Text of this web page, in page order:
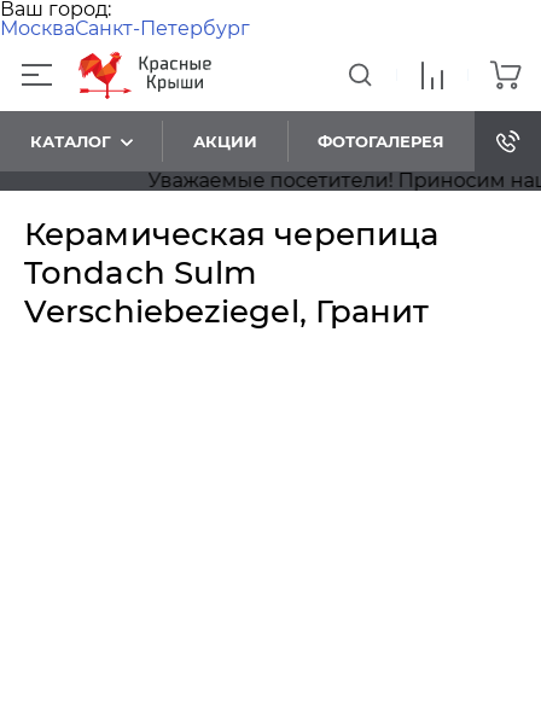
Ваш город:
МоскваСанкт-Петербург
КАТАЛОГ АКЦИИ ФОТОГАЛЕРЕЯ
Уважаемые посетители! Приносим наши
Керамическая черепица
Tondach Sulm
Verschiebeziegel, Гранит